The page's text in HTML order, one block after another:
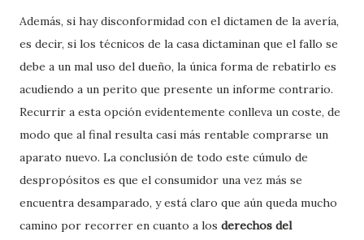
Además, si hay disconformidad con el dictamen de la avería,
es decir, si los técnicos de la casa dictaminan que el fallo se
debe a un mal uso del dueño, la única forma de rebatirlo es
acudiendo a un perito que presente un informe contrario.
Recurrir a esta opción evidentemente conlleva un coste, de
modo que al final resulta casi más rentable comprarse un
aparato nuevo. La conclusión de todo este cúmulo de
despropósitos es que el consumidor una vez más se
encuentra desamparado, y está claro que aún queda mucho
camino por recorrer en cuanto a los derechos del